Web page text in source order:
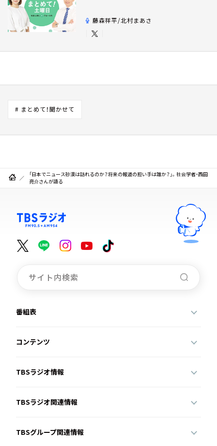
藤森祥平/北村まあさ
# まとめて！聞かせて
「日本でニュース砂漠は訪れるのか？将来の報道の担い手は誰か？」。社会学者・西田
亮介さんが語る
番組表
コンテンツ
TBSラジオ情報
TBSラジオ関連情報
TBSグループ関連情報